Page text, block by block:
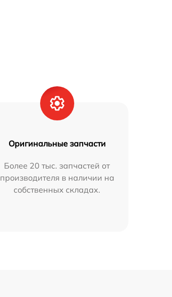
Оригинальные запчасти
Более 20 тыс. запчастей от
производителя в наличии на
собственных складах.